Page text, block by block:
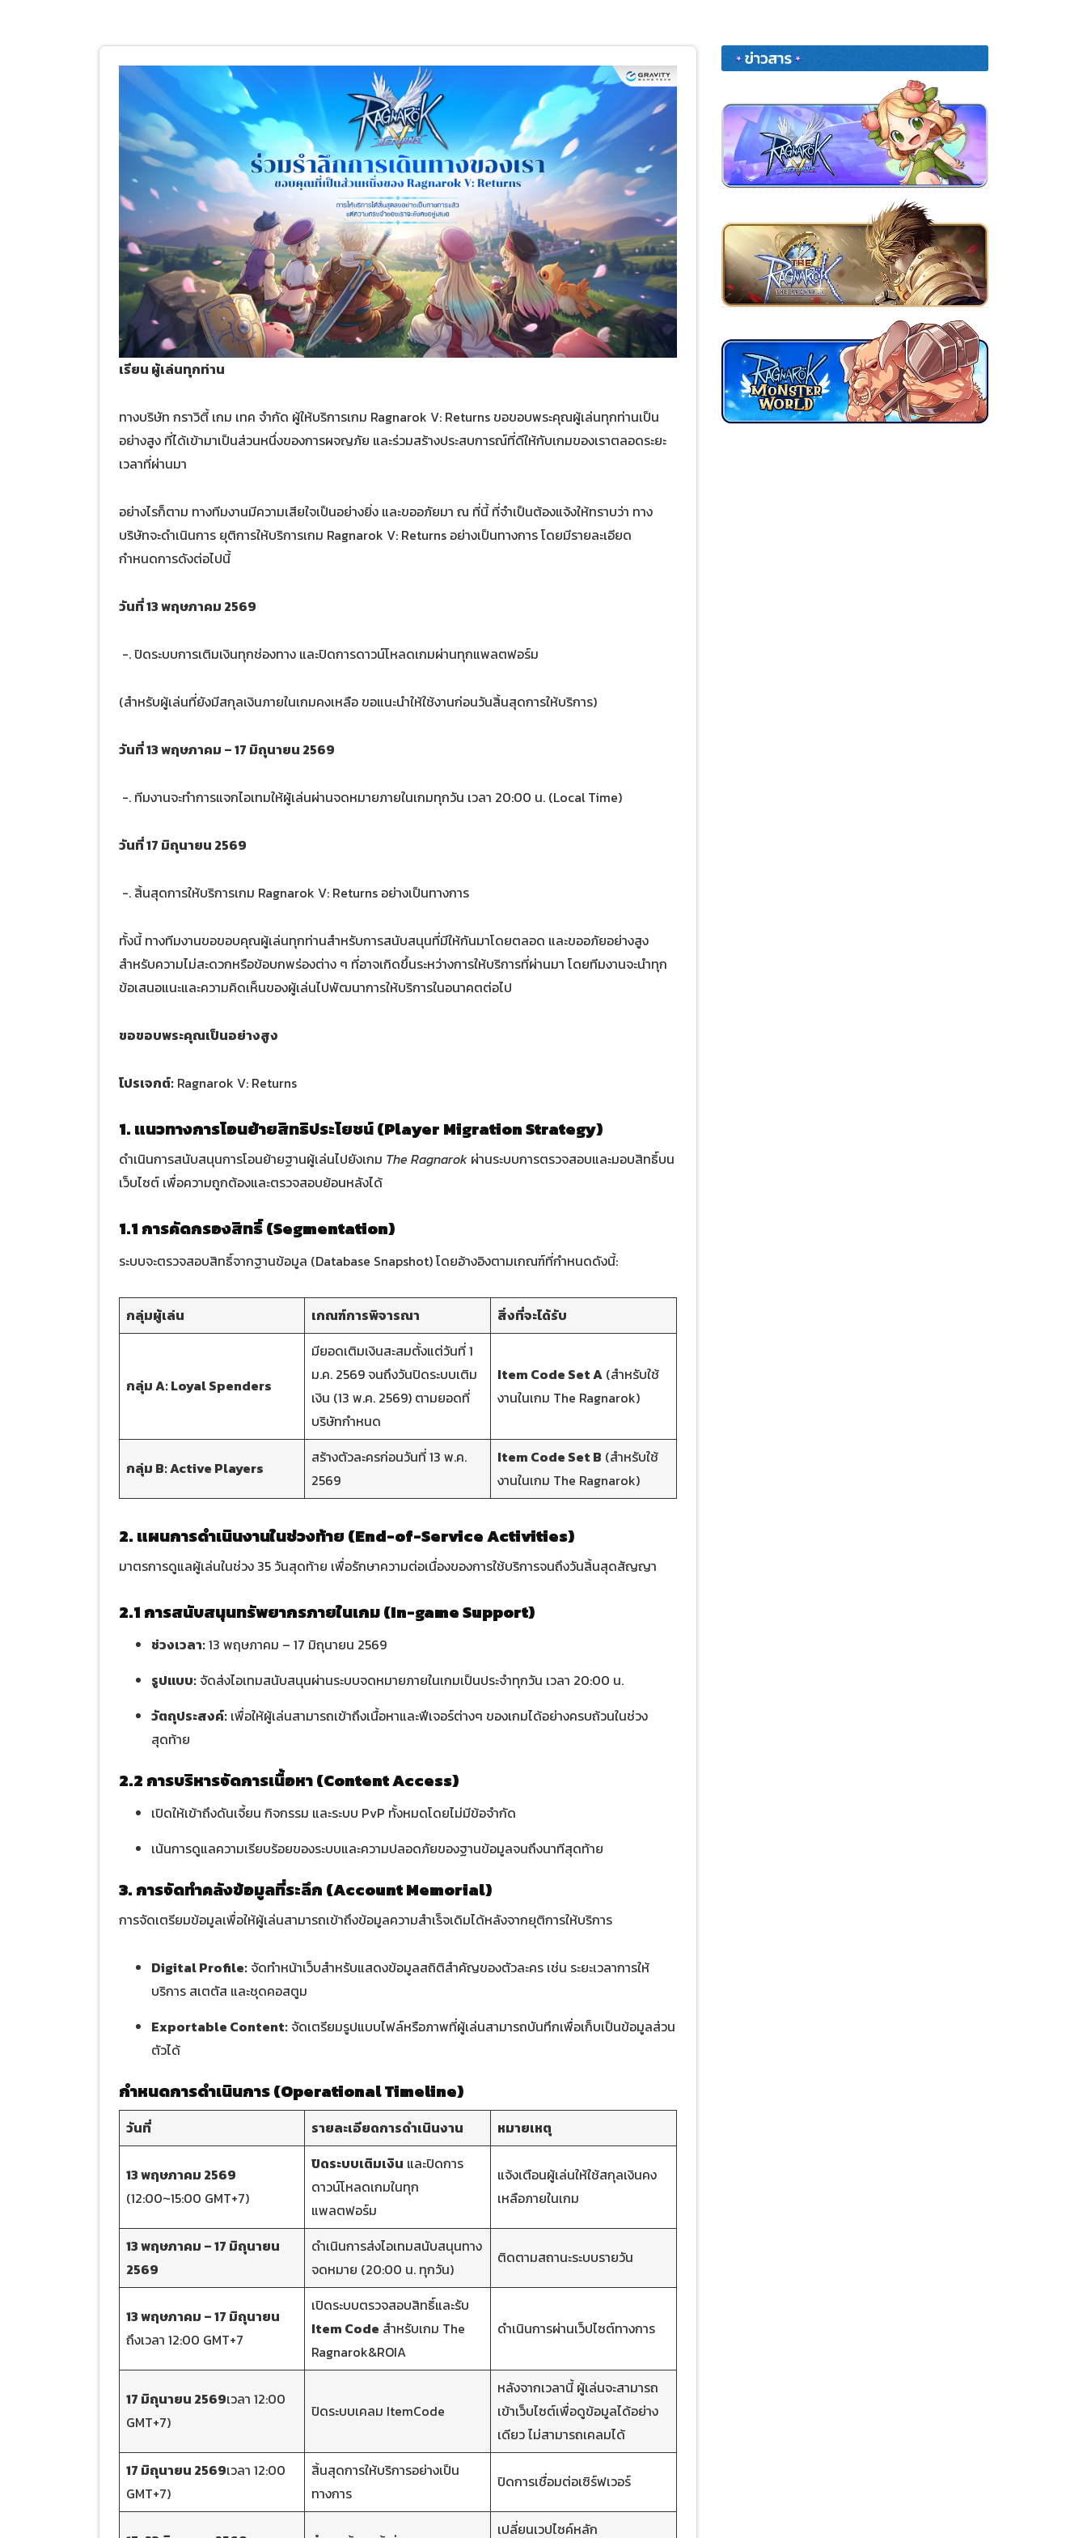
เรียน ผู้เล่นทุกท่าน
ทางบริษัท กราวิตี้ เกม เทค จำกัด ผู้ให้บริการเกม Ragnarok V: Returns ขอขอบพระคุณผู้เล่นทุกท่านเป็น
อย่างสูง ที่ได้เข้ามาเป็นส่วนหนึ่งของการผจญภัย และร่วมสร้างประสบการณ์ที่ดีให้กับเกมของเราตลอดระยะ
เวลาที่ผ่านมา
อย่างไรก็ตาม ทางทีมงานมีความเสียใจเป็นอย่างยิ่ง และขออภัยมา ณ ที่นี้ ที่จำเป็นต้องแจ้งให้ทราบว่า ทาง
บริษัทจะดำเนินการ ยุติการให้บริการเกม Ragnarok V: Returns อย่างเป็นทางการ โดยมีรายละเอียด
กำหนดการดังต่อไปนี้
วันที่ 13 พฤษภาคม 2569
-. ปิดระบบการเติมเงินทุกช่องทาง และปิดการดาวน์โหลดเกมผ่านทุกแพลตฟอร์ม
(สำหรับผู้เล่นที่ยังมีสกุลเงินภายในเกมคงเหลือ ขอแนะนำให้ใช้งานก่อนวันสิ้นสุดการให้บริการ)
วันที่ 13 พฤษภาคม – 17 มิถุนายน 2569
-. ทีมงานจะทำการแจกไอเทมให้ผู้เล่นผ่านจดหมายภายในเกมทุกวัน เวลา 20:00 น. (Local Time)
วันที่ 17 มิถุนายน 2569
-. สิ้นสุดการให้บริการเกม Ragnarok V: Returns อย่างเป็นทางการ
ทั้งนี้ ทางทีมงานขอขอบคุณผู้เล่นทุกท่านสำหรับการสนับสนุนที่มีให้กันมาโดยตลอด และขออภัยอย่างสูง
สำหรับความไม่สะดวกหรือข้อบกพร่องต่าง ๆ ที่อาจเกิดขึ้นระหว่างการให้บริการที่ผ่านมา โดยทีมงานจะนำทุก
ข้อเสนอแนะและความคิดเห็นของผู้เล่นไปพัฒนาการให้บริการในอนาคตต่อไป
ขอขอบพระคุณเป็นอย่างสูง
โปรเจกต์: Ragnarok V: Returns
1. แนวทางการโอนย้ายสิทธิประโยชน์ (Player Migration Strategy)
ดำเนินการสนับสนุนการโอนย้ายฐานผู้เล่นไปยังเกม The Ragnarok ผ่านระบบการตรวจสอบและมอบสิทธิ์บน
เว็บไซต์ เพื่อความถูกต้องและตรวจสอบย้อนหลังได้
1.1 การคัดกรองสิทธิ์ (Segmentation)
ระบบจะตรวจสอบสิทธิ์จากฐานข้อมูล (Database Snapshot) โดยอ้างอิงตามเกณฑ์ที่กำหนดดังนี้:
กลุ่มผู้เล่น เกณฑ์การพิจารณา สิ่งที่จะได้รับ
กลุ่ม A: Loyal Spenders
มียอดเติมเงินสะสมตั้งแต่วันที่ 1
ม.ค. 2569 จนถึงวันปิดระบบเติม
เงิน (13 พ.ค. 2569) ตามยอดที่
บริษัทกำหนด
Item Code Set A(สำหรับใช้
งานในเกม The Ragnarok)
กลุ่ม B: Active Players
สร้างตัวละครก่อนวันที่ 13 พ.ค.
2569
Item Code Set B (สำหรับใช้
งานในเกม The Ragnarok)
2. แผนการดำเนินงานในช่วงท้าย (End-of-Service Activities)
มาตรการดูแลผู้เล่นในช่วง 35 วันสุดท้าย เพื่อรักษาความต่อเนื่องของการใช้บริการจนถึงวันสิ้นสุดสัญญา
2.1 การสนับสนุนทรัพยากรภายในเกม (In-game Support)
ช่วงเวลา:13 พฤษภาคม – 17 มิถุนายน 2569
รูปแบบ:จัดส่งไอเทมสนับสนุนผ่านระบบจดหมายภายในเกมเป็นประจำทุกวัน เวลา 20:00 น.
วัตถุประสงค์: เพื่อให้ผู้เล่นสามารถเข้าถึงเนื้อหาและฟีเจอร์ต่างๆ ของเกมได้อย่างครบถ้วนในช่วง
สุดท้าย
2.2 การบริหารจัดการเนื้อหา (Content Access)
เปิดให้เข้าถึงดันเจี้ยน กิจกรรม และระบบ PvP ทั้งหมดโดยไม่มีข้อจำกัด
เน้นการดูแลความเรียบร้อยของระบบและความปลอดภัยของฐานข้อมูลจนถึงนาทีสุดท้าย
3. การจัดทำคลังข้อมูลที่ระลึก (Account Memorial)
การจัดเตรียมข้อมูลเพื่อให้ผู้เล่นสามารถเข้าถึงข้อมูลความสำเร็จเดิมได้หลังจากยุติการให้บริการ
Digital Profile:จัดทำหน้าเว็บสำหรับแสดงข้อมูลสถิติสำคัญของตัวละคร เช่น ระยะเวลาการให้
บริการ สเตตัส และชุดคอสตูม
Exportable Content:จัดเตรียมรูปแบบไฟล์หรือภาพที่ผู้เล่นสามารถบันทึกเพื่อเก็บเป็นข้อมูลส่วน
ตัวได้
กำหนดการดำเนินการ (Operational Timeline)
วันที่ รายละเอียดการดำเนินงาน หมายเหตุ
13 พฤษภาคม 2569
(12:00~15:00 GMT+7)
ปิดระบบเติมเงิน และปิดการ
ดาวน์โหลดเกมในทุก
แพลตฟอร์ม
แจ้งเตือนผู้เล่นให้ใช้สกุลเงินคง
เหลือภายในเกม
13 พฤษภาคม – 17 มิถุนายน
2569
ดำเนินการส่งไอเทมสนับสนุนทาง
จดหมาย (20:00 น. ทุกวัน)
ติดตามสถานะระบบรายวัน
13 พฤษภาคม – 17 มิถุนายน
ถึงเวลา 12:00 GMT+7
เปิดระบบตรวจสอบสิทธิ์และรับ
Item Code สำหรับเกม The
Ragnarok&ROIA
ดำเนินการผ่านเว็ปไซต์ทางการ
17 มิถุนายน 2569เวลา 12:00
GMT+7)
ปิดระบบเคลม ItemCode
หลังจากเวลานี้ ผู้เล่นจะสามารถ
เข้าเว็บไซต์เพื่อดูข้อมูลได้อย่าง
เดียว ไม่สามารถเคลมได้
17 มิถุนายน 2569เวลา 12:00
GMT+7)
สิ้นสุดการให้บริการอย่างเป็น
ทางการ
ปิดการเชื่อมต่อเซิร์ฟเวอร์
เปลี่ยนเวปไซค์หลัก